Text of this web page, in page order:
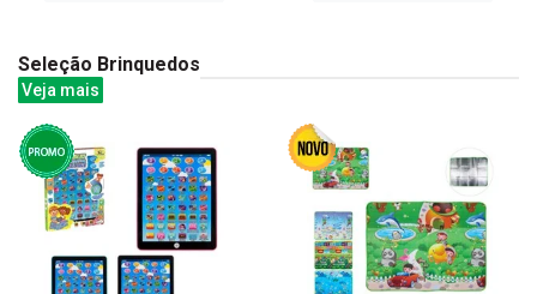
Seleção Brinquedos
Veja mais